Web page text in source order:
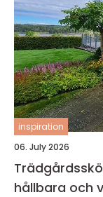
inspiration
06. July 2026
Trädgårdsskötsel
hållbara och